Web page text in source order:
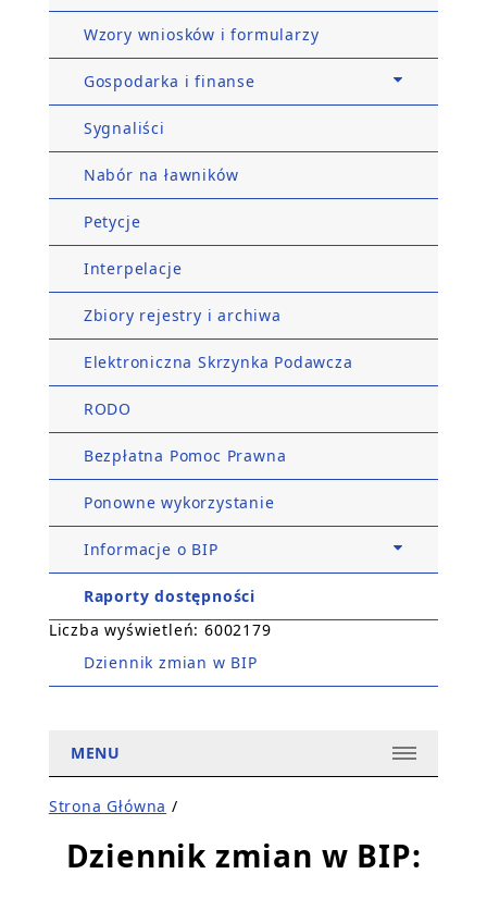
Wzory wniosków i formularzy
Gospodarka i finanse
Sygnaliści
Nabór na ławników
Petycje
Interpelacje
Zbiory rejestry i archiwa
Elektroniczna Skrzynka Podawcza
RODO
Bezpłatna Pomoc Prawna
Ponowne wykorzystanie
Informacje o BIP
Raporty dostępności
Liczba wyświetleń: 6002179
Dziennik zmian w BIP
MENU
Strona Główna /
Dziennik zmian w BIP: